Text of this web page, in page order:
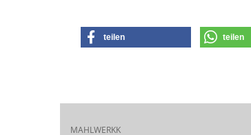
teilen teilen
MAHLWERKK